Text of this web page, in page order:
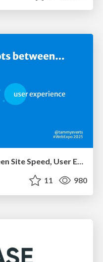
Connecting the Dots Between Site Speed, User Experience & Your Business [WebExpo 2025]
11 980